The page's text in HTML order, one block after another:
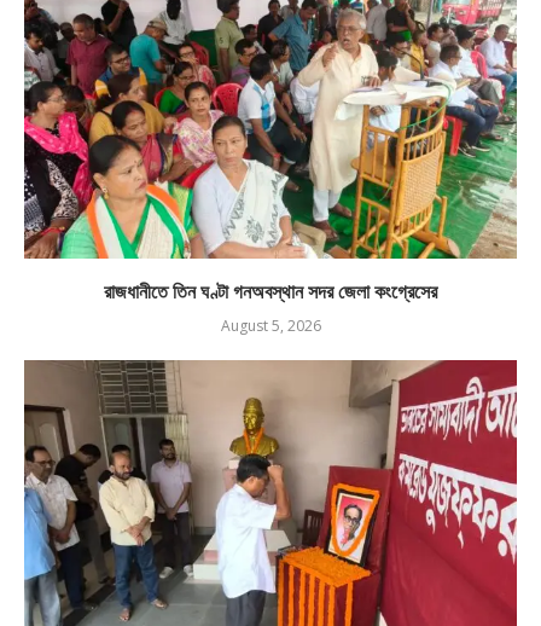
রাজধানীতে তিন ঘণ্টা গনঅবস্থান সদর জেলা কংগ্রেসের
August 5, 2026